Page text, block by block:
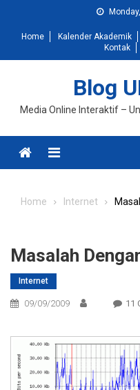
contentHome Kalender Akademik
Kontak
Blog
Media Online Interaktif –
Menu
Home Internet
Masalah
Internet
09/09/2009 11